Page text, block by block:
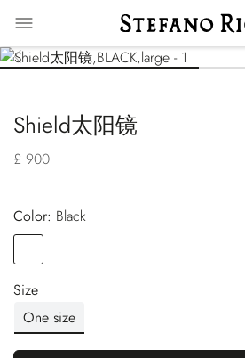
Shield太阳镜
£ 900
Color:
black
Size
One size